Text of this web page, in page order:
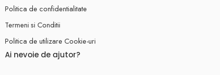
Politica de confidentialitate
Termeni si Conditii
Politica de utilizare Cookie-uri
Ai nevoie de ajutor?